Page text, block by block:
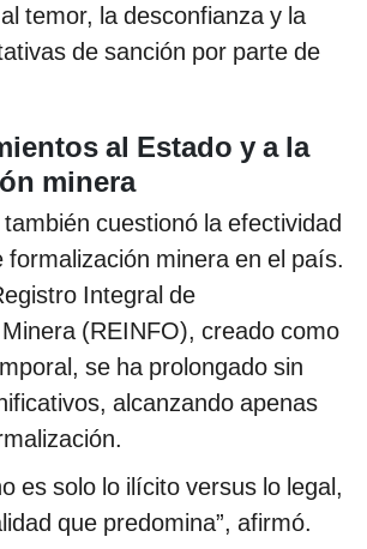
temor, la desconfianza y la
de sanción por parte de
al Estado y a la
minera
cuestionó la efectividad
formalización minera en el país.
Integral de
(REINFO), creado como
se ha prolongado sin
alcanzando apenas
es solo lo ilícito versus lo legal,
que predomina”, afirmó.